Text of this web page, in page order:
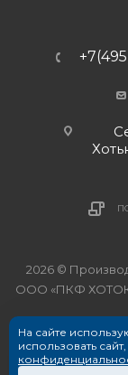
2026 ©
ООО «ПКФ
На сайте
использовать